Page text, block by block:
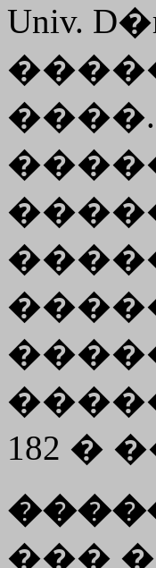
Univ.
����.
182 �
���